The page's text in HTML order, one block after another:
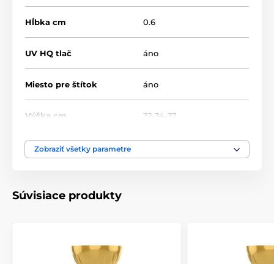
Hĺbka cm 0.6
UV HQ tlač áno
Miesto pre štítok áno
Výška cm 32-34-37
Motív
Zobraziť všetky parametre
Súvisiace produkty